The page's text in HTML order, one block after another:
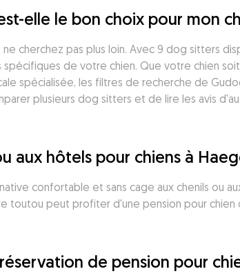
elle le bon choix pour mon
cherchez pas plus loin. Avec 9 dog sitters
de votre chien. Que votre chien
spécialisée, les filtres de recherche de
plusieurs dog sitters et de lire les avis
aux hôtels pour chiens à
confortable et sans cage aux chenils ou
peut profiter d'une pension pour chien
de pension pour